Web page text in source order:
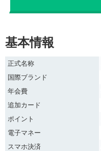
基本情報
正式名称
国際ブランド
年会費
追加カード
ポイント
電子マネー
スマホ決済